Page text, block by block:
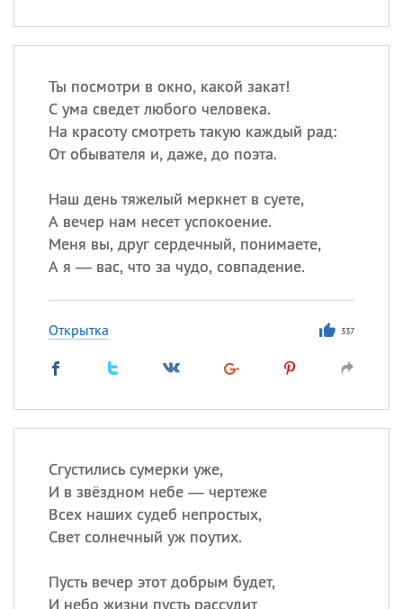
Ты посмотри в окно, какой закат!
С ума сведет любого человека.
На красоту смотреть такую каждый рад:
От обывателя и, даже, до поэта.
Наш день тяжелый меркнет в суете,
А вечер нам несет успокоение.
Меня вы, друг сердечный, понимаете,
А я — вас, что за чудо, совпадение.
Открытка 337
Сгустились сумерки уже,
И в звёздном небе — чертеже
Всех наших судеб непростых,
Свет солнечный уж поутих.
Пусть вечер этот добрым будет,
И небо жизни пусть рассудит